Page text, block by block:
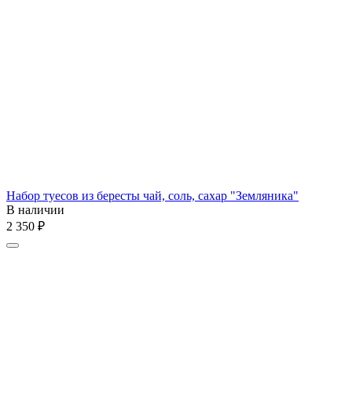
Набор туесов из бересты чай, соль, сахар "Земляника"
В наличии
2 350 ₽